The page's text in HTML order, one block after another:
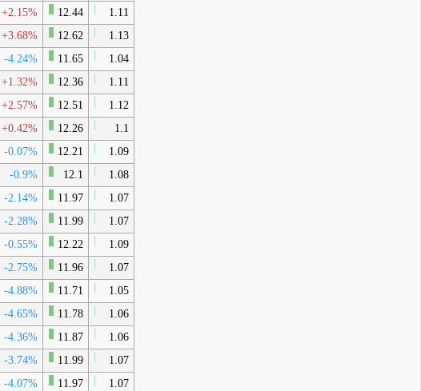
+2.15% 12.44
1.11
+3.68% 12.62
1.13
-4.24% 11.65
1.04
+1.32% 12.36
1.11
+2.57% 12.51
1.12
+0.42% 12.26
1.1
-0.07% 12.21
1.09
-0.9% 12.1
1.08
-2.14% 11.97
1.07
-2.28% 11.99
1.07
-0.55% 12.22
1.09
-2.75% 11.96
1.07
-4.88% 11.71
1.05
-4.65% 11.78
1.06
-4.36% 11.87
1.06
-3.74% 11.99
1.07
-4.07% 11.97 1.07